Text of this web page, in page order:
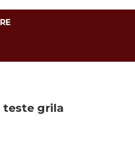
teste grila